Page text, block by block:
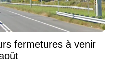
fermetures à venir